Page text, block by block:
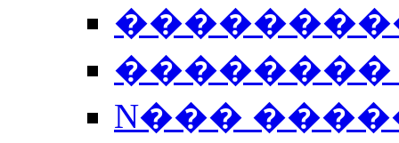
��������
N���